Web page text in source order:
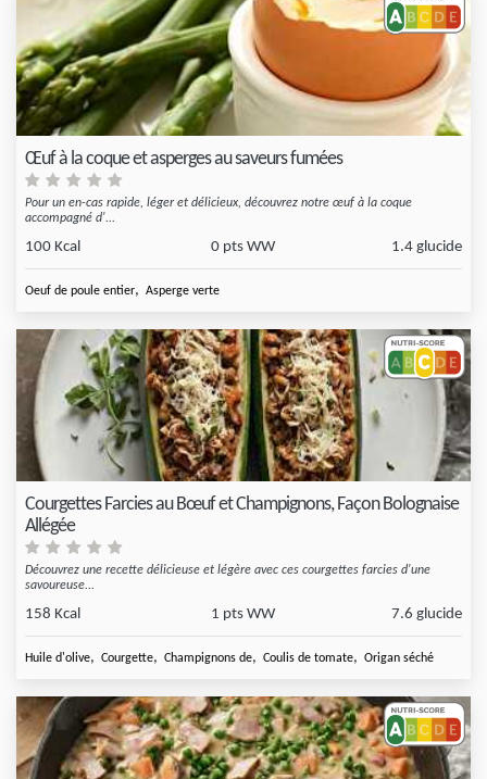
Œuf à la coque et asperges au saveurs fumées
Pour un en-cas rapide, léger et délicieux, découvrez notre œuf à la coque
accompagné d'...
100 Kcal 0 pts WW 1.4 glucide
Oeuf de poule entier, Asperge verte
Courgettes Farcies au Bœuf et Champignons, Façon Bolognaise
Allégée
Découvrez une recette délicieuse et légère avec ces courgettes farcies d'une
savoureuse...
158 Kcal 1 pts WW 7.6 glucide
Huile d'olive, Courgette, Champignons de, Coulis de tomate, Origan séché